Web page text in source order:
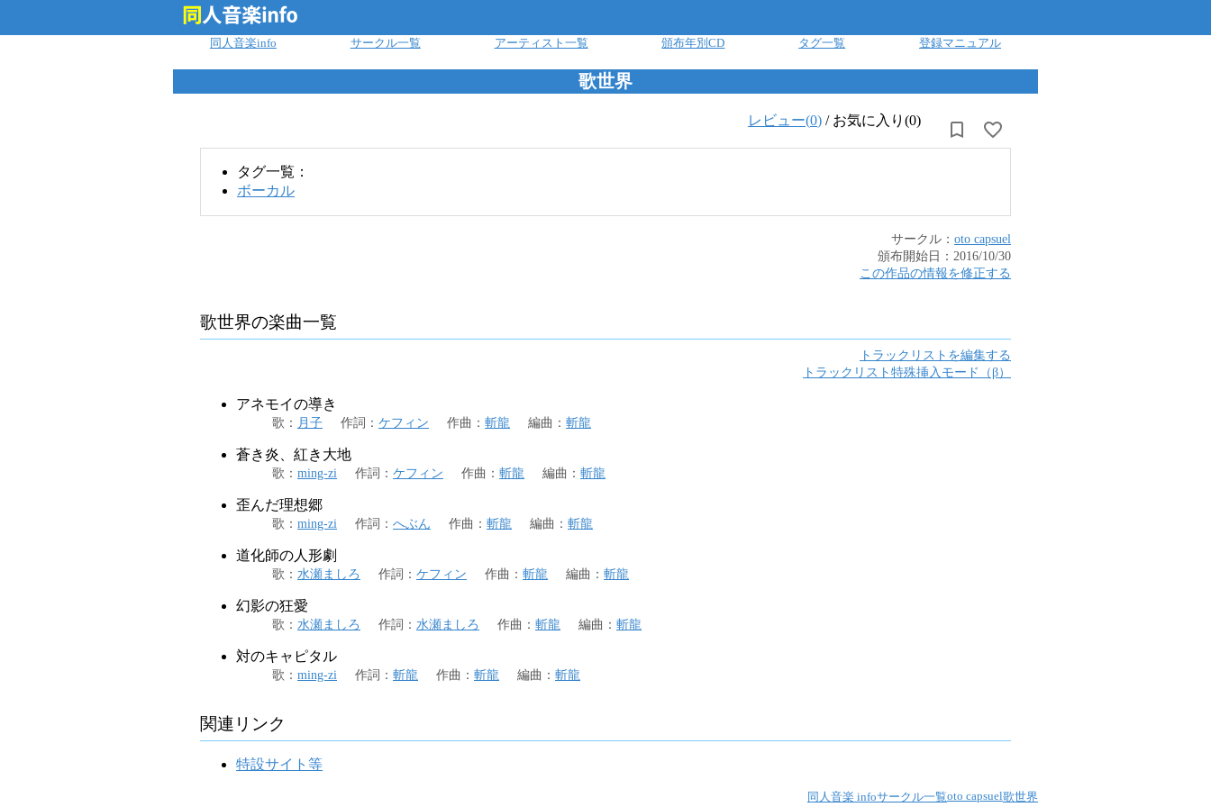
同人音楽info サークル一覧 アーティスト一覧 頒布年別CD タグ一覧 登録マニュアル
歌世界
レビュー(0) / お気に入り(0)
タグ一覧：
ボーカル
サークル： oto capsuel
頒布開始日： 2016/10/30
この作品の情報を修正する
歌世界の楽曲一覧
トラックリストを編集する
トラックリスト特殊挿入モード（β）
アネモイの導き
歌 ： 月子 作詞 ： ケフィン 作曲 ： 斬龍 編曲 ： 斬龍
蒼き炎、紅き大地
歌 ： ming-zi 作詞 ： ケフィン 作曲 ： 斬龍 編曲 ： 斬龍
歪んだ理想郷
歌 ： ming-zi 作詞 ： へぶん 作曲 ： 斬龍 編曲 ： 斬龍
道化師の人形劇
歌 ： 水瀬ましろ 作詞 ： ケフィン 作曲 ： 斬龍 編曲 ： 斬龍
幻影の狂愛
歌 ： 水瀬ましろ 作詞 ： 水瀬ましろ 作曲 ： 斬龍 編曲 ： 斬龍
対のキャピタル
歌 ： ming-zi 作詞 ： 斬龍 作曲 ： 斬龍 編曲 ： 斬龍
関連リンク
特設サイト等
同人音楽 infoサークル一覧oto capsuel歌世界